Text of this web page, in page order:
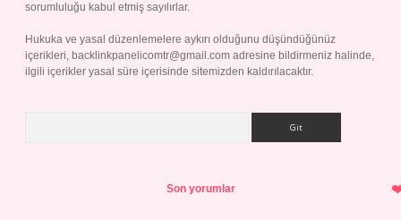
sorumluluğu kabul etmiş sayılırlar.
Hukuka ve yasal düzenlemelere aykırı olduğunu düşündüğünüz
içerikleri, backlinkpanelicomtr@gmail.com adresine bildirmeniz halinde,
ilgili içerikler yasal süre içerisinde sitemizden kaldırılacaktır.
Son yorumlar